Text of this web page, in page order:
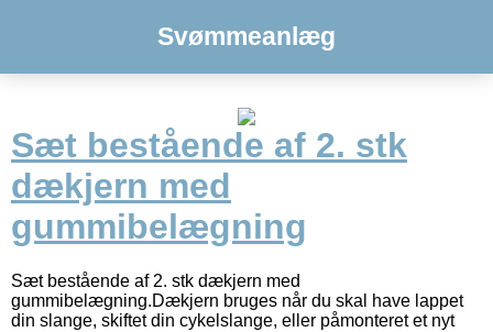
Svømmeanlæg
Sæt bestående af 2. stk
dækjern med
gummibelægning
Sæt bestående af 2. stk dækjern med
gummibelægning.Dækjern bruges når du skal have lappet
din slange, skiftet din cykelslange, eller påmonteret et nyt